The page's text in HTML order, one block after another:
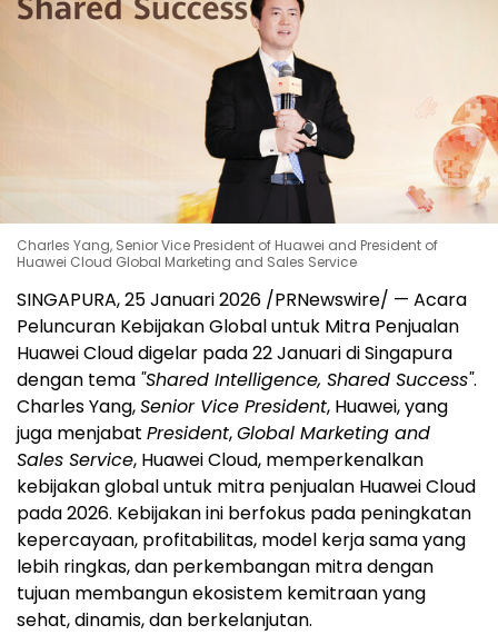
Charles Yang, Senior Vice President of Huawei and President of
Huawei Cloud Global Marketing and Sales Service
SINGAPURA, 25 Januari 2026 /PRNewswire/ — Acara
Peluncuran Kebijakan Global untuk Mitra Penjualan
Huawei Cloud digelar pada 22 Januari di Singapura
dengan tema "Shared Intelligence, Shared Success".
Charles Yang,Senior Vice President, Huawei, yang
juga menjabat President,Global Marketing and
Sales Service, Huawei Cloud, memperkenalkan
kebijakan global untuk mitra penjualan Huawei Cloud
pada 2026. Kebijakan ini berfokus pada peningkatan
kepercayaan, profitabilitas, model kerja sama yang
lebih ringkas, dan perkembangan mitra dengan
tujuan membangun ekosistem kemitraan yang
sehat, dinamis, dan berkelanjutan.